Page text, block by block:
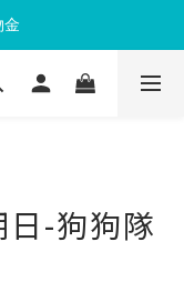
購物金
日-狗狗隊